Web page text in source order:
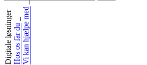
Vi kan hjælpe med
_
Hos os får du
_
Digitale løsninger